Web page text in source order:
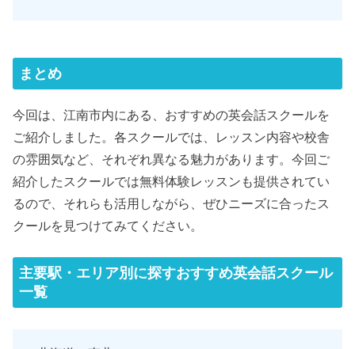
まとめ
今回は、江南市内にある、おすすめの英会話スクールを
ご紹介しました。各スクールでは、レッスン内容や校舎
の雰囲気など、それぞれ異なる魅力があります。今回ご
紹介したスクールでは無料体験レッスンも提供されてい
るので、それらも活用しながら、ぜひニーズに合ったス
クールを見つけてみてください。
主要駅・エリア別に探すおすすめ英会話スクール
一覧